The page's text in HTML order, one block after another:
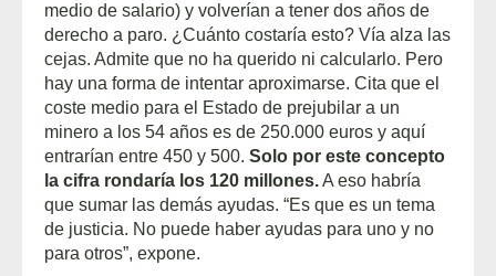
medio de salario) y volverían a tener dos años de
derecho a paro. ¿Cuánto costaría esto? Vía alza las
cejas. Admite que no ha querido ni calcularlo. Pero
hay una forma de intentar aproximarse. Cita que el
coste medio para el Estado de prejubilar a un
minero a los 54 años es de 250.000 euros y aquí
entrarían entre 450 y 500. Solo por este concepto
la cifra rondaría los 120 millones.A eso habría
que sumar las demás ayudas. “Es que es un tema
de justicia. No puede haber ayudas para uno y no
para otros”, expone.